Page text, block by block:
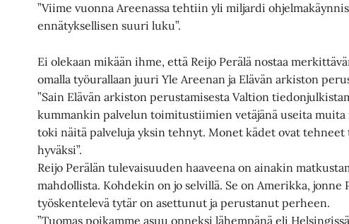
”Viime vuonna Areenassa tehtiin yli miljardi
ennätyksellisen suuri luku”.
Ei olekaan mikään ihme, että Reijo Perälä nostaa
omalla työurallaan juuri Yle Areenan ja Elävän arkiston
”Sain Elävän arkiston perustamisesta Valtion
kummankin palvelun toimitustiimien vetäjänä useita muita
toki näitä palveluja yksin tehnyt. Monet kädet ovat
hyväksi”.
Reijo Perälän tulevaisuuden haaveena on ainakin
mahdollista. Kohdekin on jo selvillä. Se on Amerikka, jonne
työskentelevä tytär on asettunut ja perustanut perheen.
”Tuomas poikamme asuu onneksi lähempänä eli